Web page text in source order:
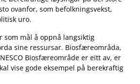
ovanfor, som befolkningsvekst,
uro.
som mål å oppnå langsiktig
sine ressursar. Biosfæreområda,
Biosfæreområde er eitt av, er
vise gode eksempel på berekraftig